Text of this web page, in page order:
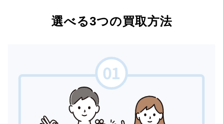
選べる3つの買取方法